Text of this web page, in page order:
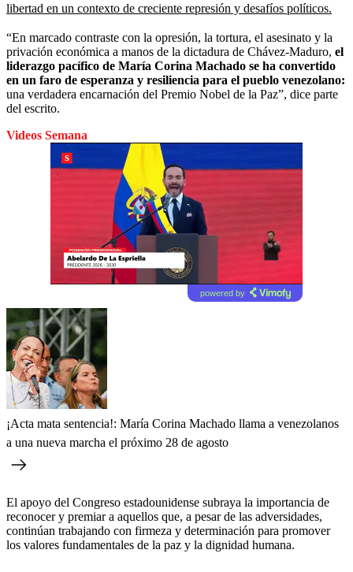
libertad en un contexto de creciente represión y desafíos políticos.
“En marcado contraste con la opresión, la tortura, el asesinato y la
privación económica a manos de la dictadura de Chávez-Maduro, el
liderazgo pacífico de María Corina Machado se ha convertido
en un faro de esperanza y resiliencia para el pueblo venezolano:
una verdadera encarnación del Premio Nobel de la Paz”, dice parte
del escrito.
Videos Semana
powered by
¡Acta mata sentencia!: María Corina Machado llama a venezolanos
a una nueva marcha el próximo 28 de agosto
El apoyo del Congreso estadounidense subraya la importancia de
reconocer y premiar a aquellos que, a pesar de las adversidades,
continúan trabajando con firmeza y determinación para promover
los valores fundamentales de la paz y la dignidad humana.